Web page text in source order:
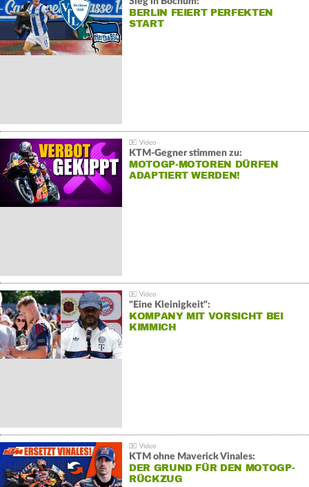
BERLIN FEIERT PERFEKTEN
START
KTM-Gegner stimmen zu:
MOTOGP-MOTOREN DÜRFEN
ADAPTIERT WERDEN!
"Eine Kleinigkeit":
KOMPANY MIT VORSICHT BEI
KIMMICH
KTM ohne Maverick Vinales:
DER GRUND FÜR DEN MOTOGP-
RÜCKZUG